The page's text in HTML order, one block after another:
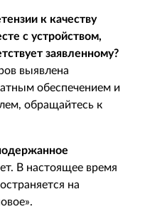
к качеству
с устройством,
заявленному?
выявлена
обеспечением и
обращайтесь к
В настоящее время
на